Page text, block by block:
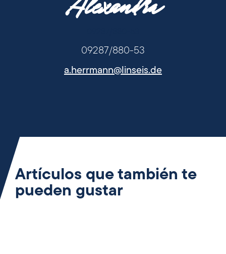
Alexandra
09287/880-53
a.herrmann@linseis.de
Artículos que también te
pueden gustar